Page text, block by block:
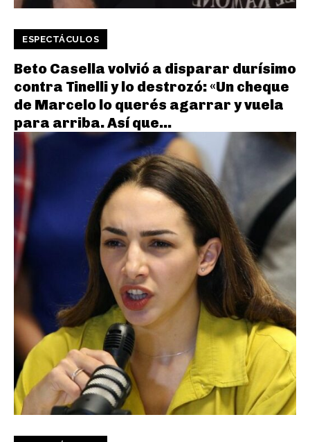
ESPECTÁCULOS
Beto Casella volvió a disparar durísimo
contra Tinelli y lo destrozó: «Un cheque
de Marcelo lo querés agarrar y vuela
para arriba. Así que...